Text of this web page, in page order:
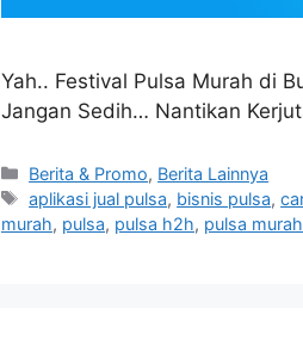
Yah.. Festival Pulsa Murah di
Jangan Sedih… Nantikan
Berita & Promo, Berita Lainnya
aplikasi jual pulsa, bisnis pulsa,
murah, pulsa, pulsa h2h, pulsa murah